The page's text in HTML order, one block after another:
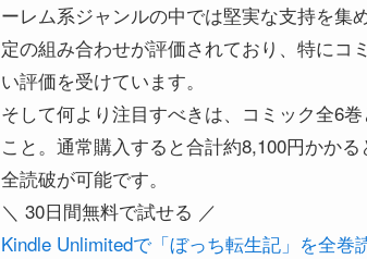
ーレム系ジャンルの中では堅実な支持を集
定の組み合わせが評価されており、特にコ
い評価を受けています。
そして何より注目すべきは、コミック全6
こと。通常購入すると合計約8,100円かか
全読破が可能です。
＼ 30日間無料で試せる ／
Kindle Unlimitedで「ぼっち転生記」を全巻